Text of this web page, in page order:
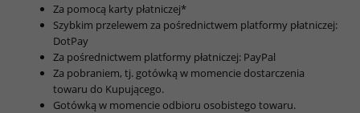
Za pomocą karty płatniczej*
Szybkim przelewem za pośrednictwem platformy płatniczej:
DotPay
Za pośrednictwem platformy płatniczej: PayPal
Za pobraniem, tj. gotówką w momencie dostarczenia
towaru do Kupującego.
Gotówką w momencie odbioru osobistego towaru.